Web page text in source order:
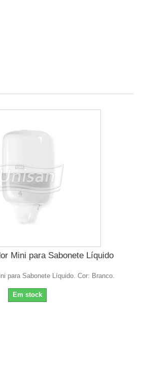
Mini para Sabonete Líquido
para Sabonete Líquido. Cor: Branco.
Em stock